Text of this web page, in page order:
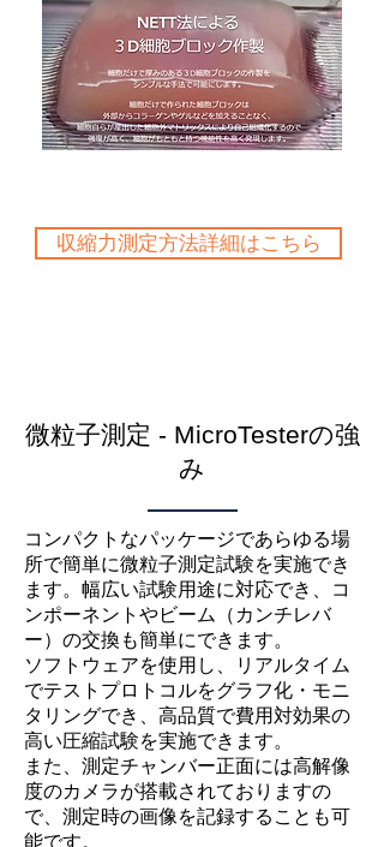
収縮力測定方法詳細はこちら
微粒子測定 - MicroTesterの強
み
コンパクトなパッケージであらゆる場
所で簡単に微粒子測定試験を実施でき
ます。幅広い試験用途に対応でき、コ
ンポーネントやビーム（カンチレバ
ー）の交換も簡単にできます。
ソフトウェアを使用し、リアルタイム
でテストプロトコルをグラフ化・モニ
タリングでき、高品質で費用対効果の
高い圧縮試験を実施できます。
また、測定チャンバー正面には高解像
度のカメラが搭載されておりますの
で、測定時の画像を記録することも可
能です。